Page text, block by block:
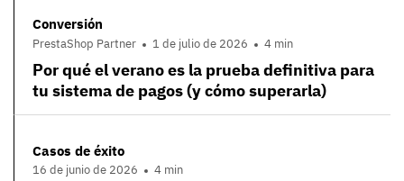
Conversión
PrestaShop Partner 1 de julio de 2026 4 min
Por qué el verano es la prueba definitiva para
tu sistema de pagos (y cómo superarla)
Casos de éxito
16 de junio de 2026 4 min